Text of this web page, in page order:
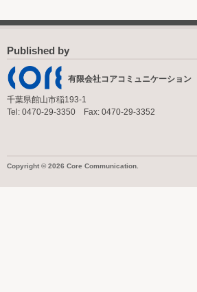
Published by
有限会社コアコミュニケーション
千葉県館山市稲193-1
Tel: 0470-29-3350 Fax: 0470-29-3352
Copyright © 2026 Core Communication.